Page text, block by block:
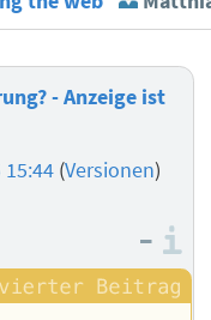
- Anzeige ist
15:44 (Versionen)
–